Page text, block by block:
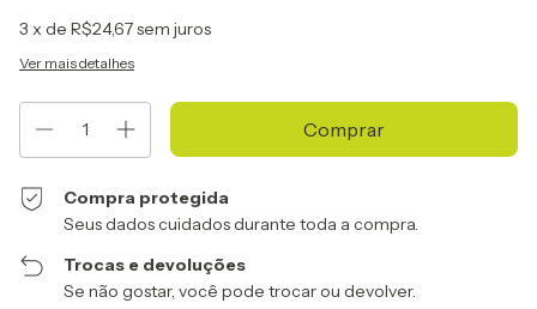
3 x de R$24,67sem juros
Ver mais detalhes
Compra protegida
Seus dados cuidados durante toda a compra.
Trocas e devoluções
Se não gostar, você pode trocar ou devolver.